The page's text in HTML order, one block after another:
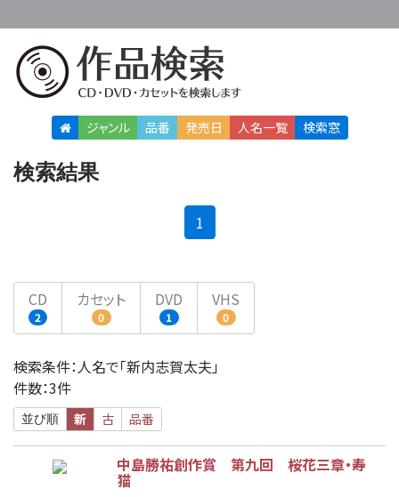
ジャンル 品番 発売日 人名一覧 検索窓
検索結果
1
CD
2
カセット
0
DVD
1
VHS
0
検索条件：人名で「新内志賀太夫」
件数：3件
並び順 新 古 品番
中島勝祐創作賞 第九回 桜花三章・寿
猫